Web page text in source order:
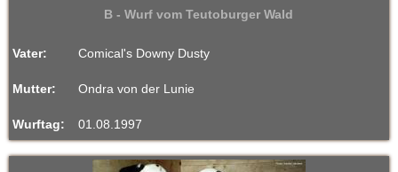
B - Wurf vom Teutoburger Wald
Vater: Comical's Downy Dusty
Mutter: Ondra von der Lunie
Wurftag: 01.08.1997